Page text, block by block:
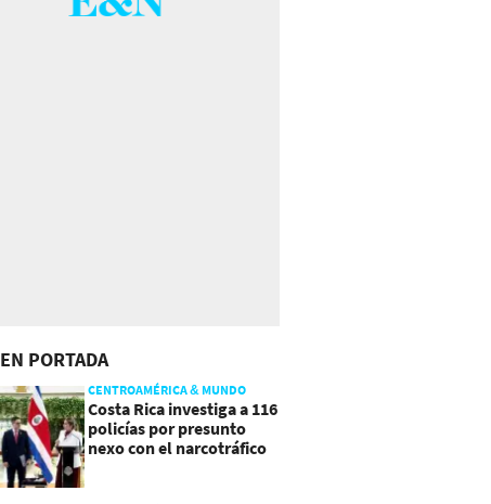
EN PORTADA
CENTROAMÉRICA & MUNDO
Costa Rica investiga a 116
policías por presunto
nexo con el narcotráfico